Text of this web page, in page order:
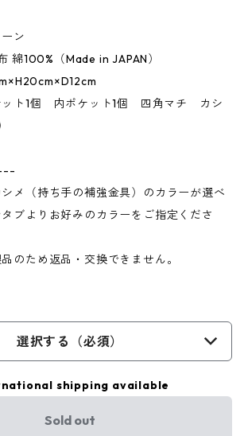
ン
綿100%（Made in JAPAN）
ット1個 内ポケット1個 四角マチ カシ
メ（持ち手の補強金具）のカラーが選べ
ブよりお好みのカラーをご指定くださ
のため返品・交換できません。
選択する（必須）
shipping available
Sold out